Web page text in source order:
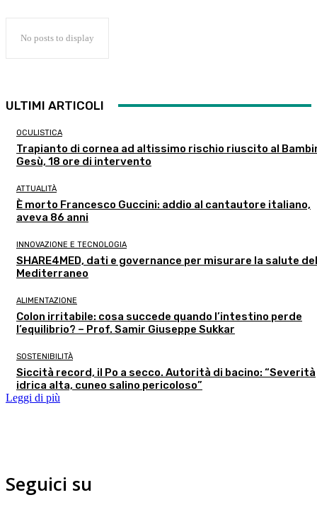
No posts to display
ULTIMI ARTICOLI
OCULISTICA
Trapianto di cornea ad altissimo rischio riuscito al
Gesù, 18 ore di intervento
ATTUALITÀ
È morto Francesco Guccini: addio al cantautore italiano,
aveva 86 anni
INNOVAZIONE E TECNOLOGIA
SHARE4MED, dati e governance per misurare la salute del
Mediterraneo
ALIMENTAZIONE
Colon irritabile: cosa succede quando l’intestino perde
l’equilibrio? – Prof. Samir Giuseppe Sukkar
SOSTENIBILITÀ
Siccità record, il Po a secco. Autorità di bacino: “Severità
idrica alta, cuneo salino pericoloso”
Leggi di più
Seguici su